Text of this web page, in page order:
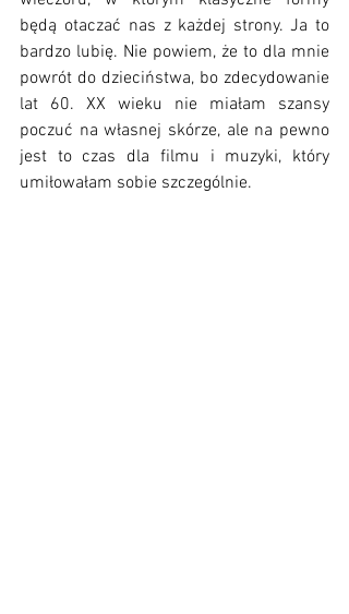
będą otaczać nas z każdej strony. Ja to
bardzo lubię. Nie powiem, że to dla mnie
powrót do dzieciństwa, bo zdecydowanie
lat 60. XX wieku nie miałam szansy
poczuć na własnej skórze, ale na pewno
jest to czas dla filmu i muzyki, który
umiłowałam sobie szczególnie.